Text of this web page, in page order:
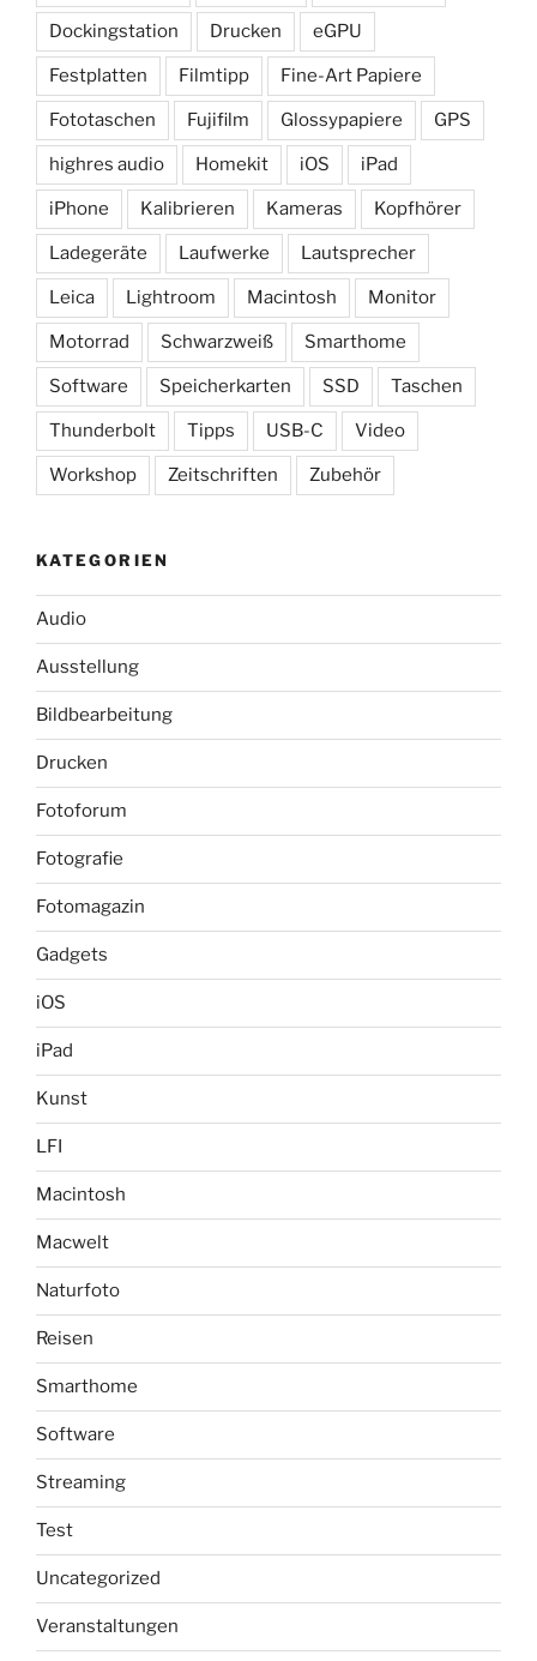
Dockingstation Drucken eGPU
Festplatten Filmtipp Fine-Art Papiere
Fototaschen Fujifilm Glossypapiere GPS
highres audio Homekit iOS iPad
iPhone Kalibrieren Kameras Kopfhörer
Ladegeräte Laufwerke Lautsprecher
Leica Lightroom Macintosh Monitor
Motorrad Schwarzweiß Smarthome
Software Speicherkarten SSD Taschen
Thunderbolt Tipps USB-C Video
Workshop Zeitschriften Zubehör
KATEGORIEN
Audio
Ausstellung
Bildbearbeitung
Drucken
Fotoforum
Fotografie
Fotomagazin
Gadgets
iOS
iPad
Kunst
LFI
Macintosh
Macwelt
Naturfoto
Reisen
Smarthome
Software
Streaming
Test
Uncategorized
Veranstaltungen